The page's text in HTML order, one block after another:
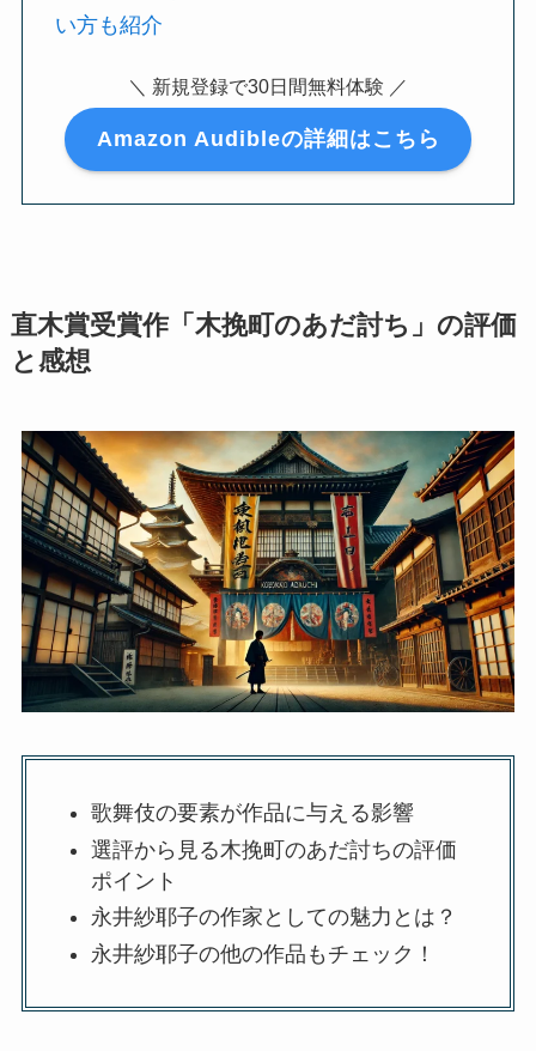
い方も紹介
＼ 新規登録で30日間無料体験 ／
Amazon Audibleの詳細はこちら
直木賞受賞作「木挽町のあだ討ち」の評価
と感想
歌舞伎の要素が作品に与える影響
選評から見る木挽町のあだ討ちの評価
ポイント
永井紗耶子の作家としての魅力とは？
永井紗耶子の他の作品もチェック！